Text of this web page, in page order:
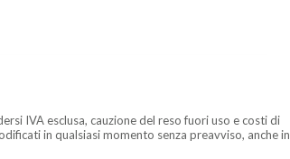
IVA esclusa, cauzione del reso fuori uso e costi di
in qualsiasi momento senza preavviso, anche in